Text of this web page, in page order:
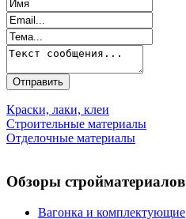
Краски, лаки, клеи
Строительные материалы
Отделочные материалы
Обзоры стройматериалов
Вагонка и комплектующие